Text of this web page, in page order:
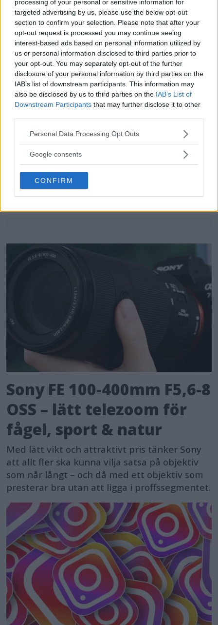
processing of your personal or sensitive information for
targeted advertising by us, please use the below opt-out
section to confirm your selection. Please note that after your
opt-out request is processed you may continue seeing
interest-based ads based on personal information utilized by
us or personal information disclosed to third parties prior to
your opt-out. You may separately opt-out of the further
disclosure of your personal information by third parties on the
IAB’s list of downstream participants. This information may
also be disclosed by us to third parties on the IAB’s List of
Downstream Participants that may further disclose it to other
Please note that this website/app uses one or more Google
not limited to your visit or usage behaviour. You may click to
use your data for below specified purposes in below Google
consent section.
Personal Data Processing Opt Outs
Google consents
CONFIRM
Sony FE 100-400mm F5,6-8
OSS – lätt telezoom för
fågel, sport & natur
Anna W Thorbjörnsson –
naket med integritet
Sony RX10 V – ny
superzoom med 24–
600mm & AI-autofokus
Sony FE 100-400mm F5,6-8
OSS – lätt telezoom för
fågel, sport & natur
Med lätt vikt och attraktivt pris tänker Sony
att allt fler ska kunna vilja satsa på objektiv
som når långt – och då med ett objektiv som
presterar bra utan att ligga i proffssegmentet.